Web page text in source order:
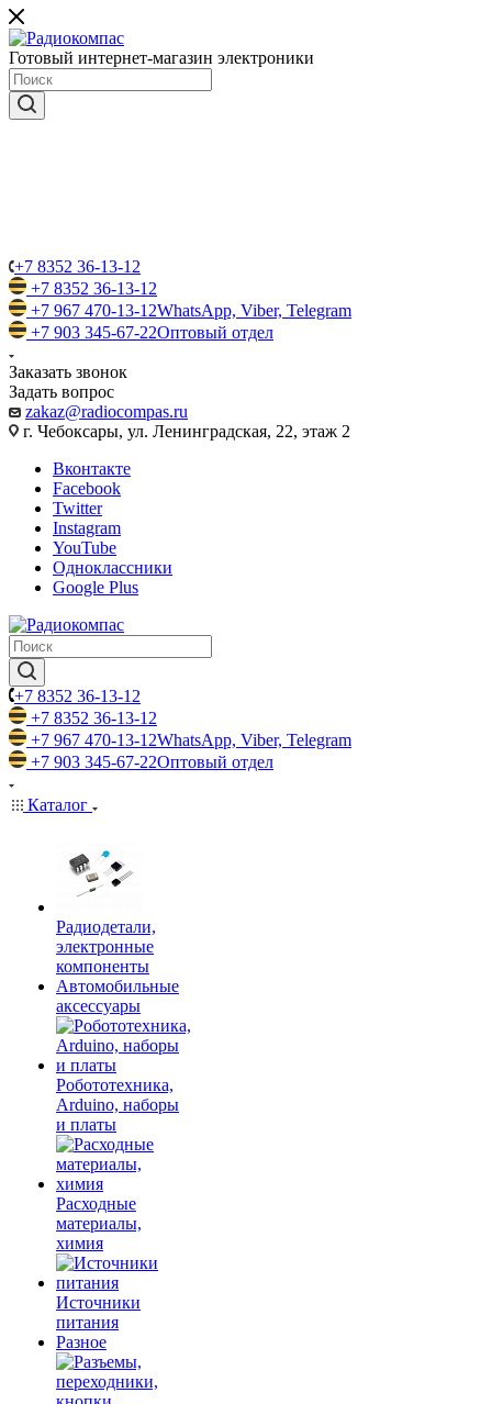
Готовый интернет-магазин электроники
+7 8352 36-13-12
+7 8352 36-13-12
+7 967 470-13-12WhatsApp, Viber, Telegram
+7 903 345-67-22Оптовый отдел
Заказать звонок
Задать вопрос
zakaz@radiocompas.ru
г. Чебоксары, ул. Ленинградская, 22, этаж 2
Вконтакте
Facebook
Twitter
Instagram
YouTube
Одноклассники
Google Plus
+7 8352 36-13-12
+7 8352 36-13-12
+7 967 470-13-12WhatsApp, Viber, Telegram
+7 903 345-67-22Оптовый отдел
Каталог
Радиодетали,
электронные
компоненты
Автомобильные
аксессуары
Робототехника,
Arduino, наборы
и платы
Расходные
материалы,
химия
Источники
питания
Разное